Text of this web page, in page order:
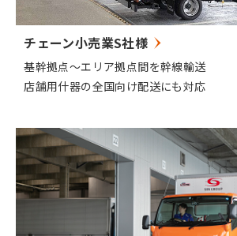
チェーン小売業S社様
基幹拠点〜エリア拠点間を幹線輸送
店舗用什器の全国向け配送にも対応